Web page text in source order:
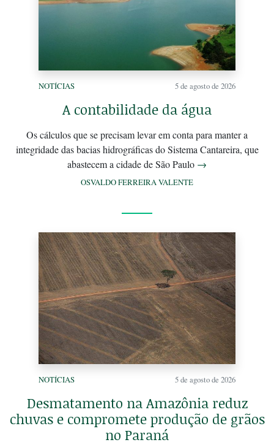
NOTÍCIAS 5 de agosto de 2026
A contabilidade da água
Os cálculos que se precisam levar em conta para manter a
integridade das bacias hidrográficas do Sistema Cantareira, que
abastecem a cidade de São Paulo →
OSVALDO FERREIRA VALENTE
NOTÍCIAS 5 de agosto de 2026
Desmatamento na Amazônia reduz
chuvas e compromete produção de grãos
no Paraná